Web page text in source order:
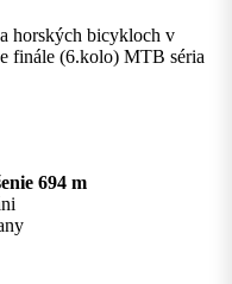
horských bicykloch v
finále (6.kolo) MTB séria
694 m